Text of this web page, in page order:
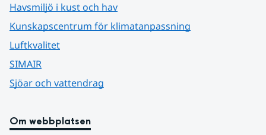
Havsmiljö i kust och hav
Kunskapscentrum för klimatanpassning
Luftkvalitet
SIMAIR
Sjöar och vattendrag
Om webbplatsen